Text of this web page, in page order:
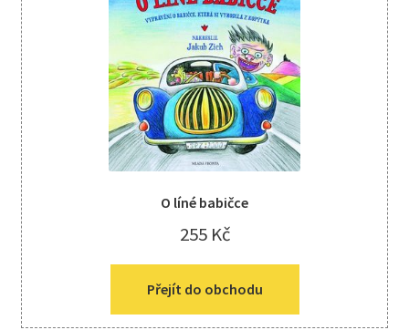
O líné babičce
255 Kč
Přejít do obchodu